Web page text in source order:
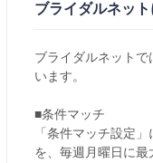
ブライダルネッ
ブライダルネット
います。
■条件マッチ
「条件マッチ設定
を、毎週月曜日に最